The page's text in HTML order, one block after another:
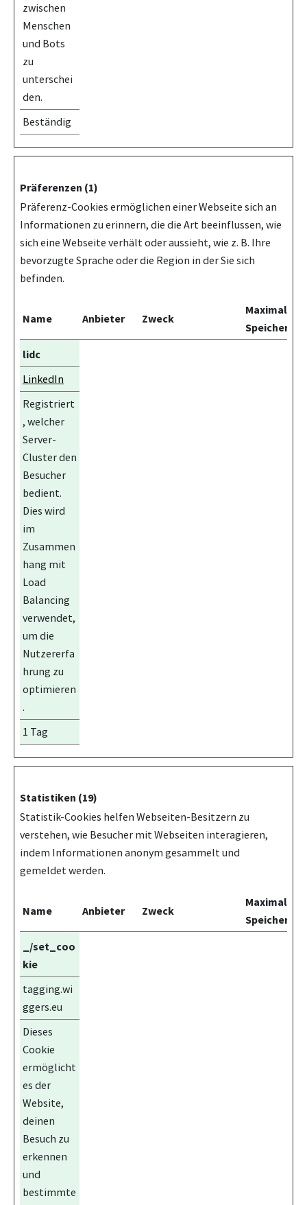
zwischen
Menschen
und Bots
zu
unterschei
den.
Beständig
Präferenzen (1)
Präferenz-Cookies ermöglichen einer Webseite sich an
Informationen zu erinnern, die die Art beeinflussen, wie
sich eine Webseite verhält oder aussieht, wie z. B. Ihre
bevorzugte Sprache oder die Region in der Sie sich
befinden.
Name Anbieter Zweck
Maximale
lidc
LinkedIn
Registriert
, welcher
Server-
Cluster den
Besucher
bedient.
Dies wird
im
Zusammen
hang mit
Load
Balancing
verwendet,
um die
Nutzererfa
hrung zu
optimieren
.
1 Tag
Statistiken (19)
Statistik-Cookies helfen Webseiten-Besitzern zu
verstehen, wie Besucher mit Webseiten interagieren,
indem Informationen anonym gesammelt und
gemeldet werden.
Name Anbieter Zweck
Maximale
_/set_coo
kie
tagging.wi
ggers.eu
Dieses
Cookie
ermöglicht
es der
Website,
deinen
Besuch zu
erkennen
und
bestimmte